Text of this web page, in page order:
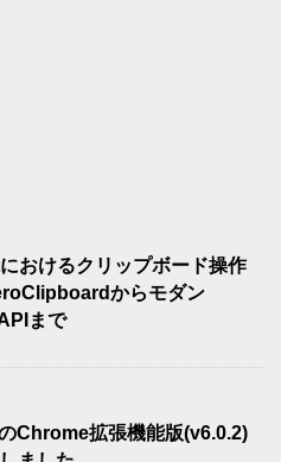
おけるクリップボード操作
からモダン
まで
Chrome拡張機能版(v6.0.2)